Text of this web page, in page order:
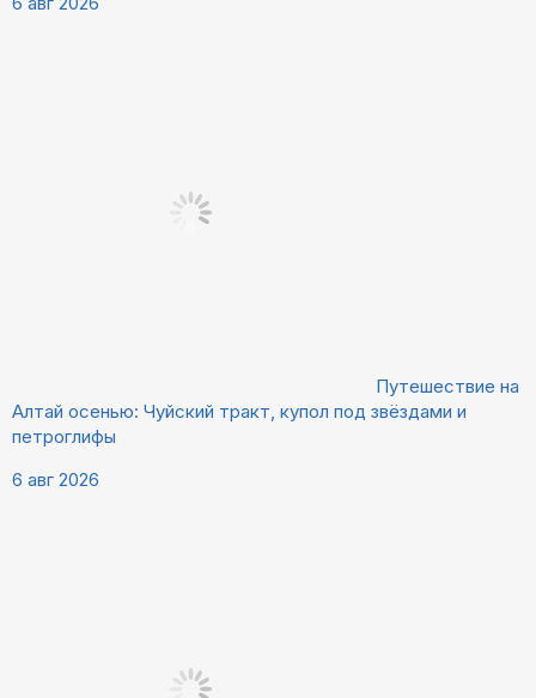
Путешествие на
Алтай осенью: Чуйский тракт, купол под звёздами и
петроглифы
6 авг 2026